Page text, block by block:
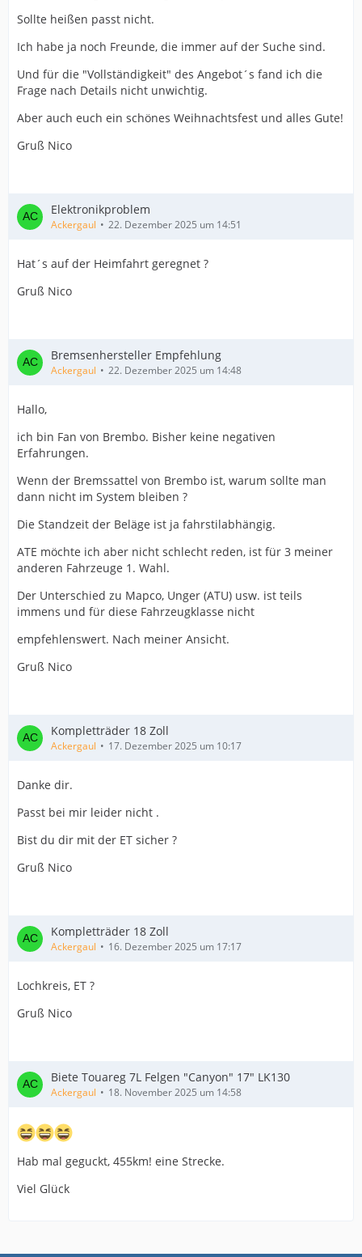
Sollte heißen passt nicht.
Ich habe ja noch Freunde, die immer auf der Suche sind.
Und für die "Vollständigkeit" des Angebot´s fand ich die
Frage nach Details nicht unwichtig.
Aber auch euch ein schönes Weihnachtsfest und alles Gute!
Gruß Nico
Elektronikproblem
Ackergaul 22. Dezember 2025 um 14:51
Hat´s auf der Heimfahrt geregnet ?
Gruß Nico
Bremsenhersteller Empfehlung
Ackergaul 22. Dezember 2025 um 14:48
Hallo,
ich bin Fan von Brembo. Bisher keine negativen
Erfahrungen.
Wenn der Bremssattel von Brembo ist, warum sollte man
dann nicht im System bleiben ?
Die Standzeit der Beläge ist ja fahrstilabhängig.
ATE möchte ich aber nicht schlecht reden, ist für 3 meiner
anderen Fahrzeuge 1. Wahl.
Der Unterschied zu Mapco, Unger (ATU) usw. ist teils
immens und für diese Fahrzeugklasse nicht
empfehlenswert. Nach meiner Ansicht.
Gruß Nico
Kompletträder 18 Zoll
Ackergaul 17. Dezember 2025 um 10:17
Danke dir.
Passt bei mir leider nicht .
Bist du dir mit der ET sicher ?
Gruß Nico
Kompletträder 18 Zoll
Ackergaul 16. Dezember 2025 um 17:17
Lochkreis, ET ?
Gruß Nico
Biete Touareg 7L Felgen "Canyon" 17" LK130
Ackergaul 18. November 2025 um 14:58
Hab mal geguckt, 455km! eine Strecke.
Viel Glück